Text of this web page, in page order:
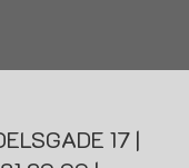
17 |